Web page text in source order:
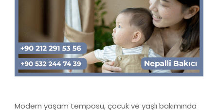
Modern yaşam temposu, çocuk ve yaşlı bakımında